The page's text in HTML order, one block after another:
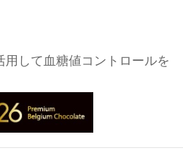
して血糖値コントロールを